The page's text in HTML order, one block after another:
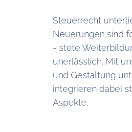
Steuerrecht
Neuerungen sind
- stete
unerlässlich. Mit
und Gestaltung
integrieren dabei
Aspekte.